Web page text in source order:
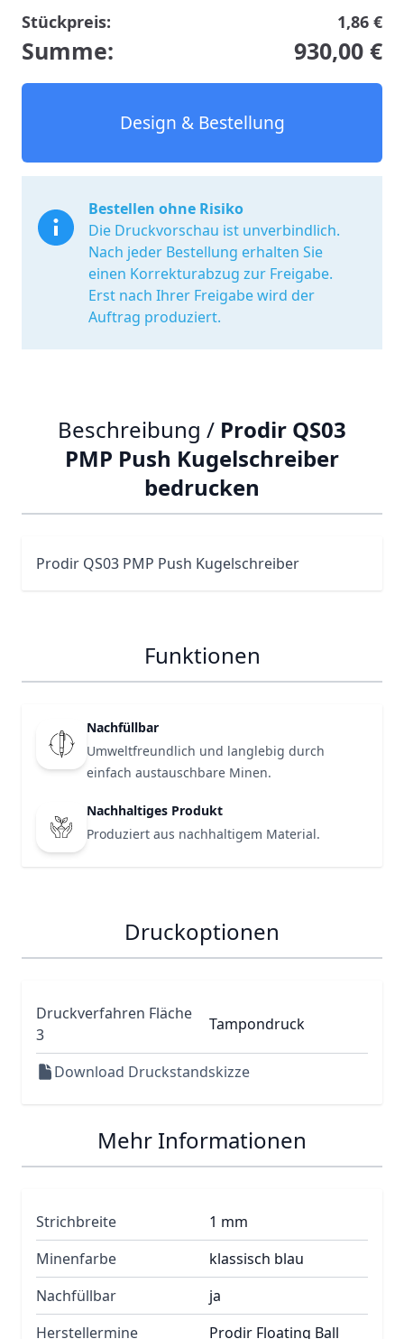
Stückpreis: 1,86 €
Summe: 930,00 €
Design & Bestellung
Bestellen ohne Risiko
Die Druckvorschau ist unverbindlich.
Nach jeder Bestellung erhalten Sie
einen Korrekturabzug zur Freigabe.
Erst nach Ihrer Freigabe wird der
Auftrag produziert.
Beschreibung / Prodir QS03
PMP Push Kugelschreiber
bedrucken
Prodir QS03 PMP Push Kugelschreiber
Funktionen
Nachfüllbar
Umweltfreundlich und langlebig durch
einfach austauschbare Minen.
Nachhaltiges Produkt
Produziert aus nachhaltigem Material.
Druckoptionen
Druckverfahren Fläche
3
Tampondruck
Download Druckstandskizze
Mehr Informationen
Strichbreite
1 mm
Minenfarbe
klassisch blau
Nachfüllbar
ja
Herstellermine
Prodir Floating Ball